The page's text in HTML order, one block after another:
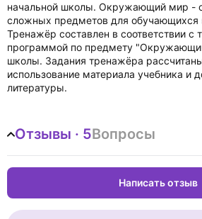
начальной школы. Окружающий мир -
сложных предметов для обучающихся
Тренажёр составлен в соответствии
программой по предмету
школы. Задания тренажёра
использование материала учебника и
литературы.
Отзывы · 5Вопросы
Написать отзыв